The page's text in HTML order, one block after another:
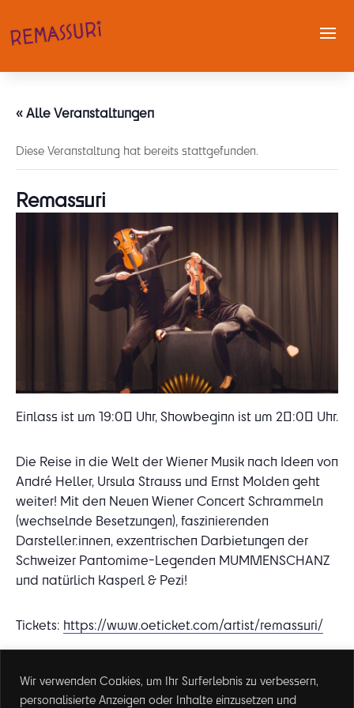
Wir verwenden Cookies, um Ihr Surferlebnis zu verbessern,
personalisierte Anzeigen oder Inhalte einzusetzen und
« Alle Veranstaltungen
Diese Veranstaltung hat bereits stattgefunden.
Remassuri
Einlass ist um 19:00 Uhr, Showbeginn ist um 20:00 Uhr.
Die Reise in die Welt der Wiener Musik nach Ideen von
André Heller, Ursula Strauss und Ernst Molden geht
weiter! Mit den Neuen Wiener Concert Schrammeln
(wechselnde Besetzungen), faszinierenden
Darsteller:innen, exzentrischen Darbietungen der
Schweizer Pantomime-Legenden MUMMENSCHANZ
und natürlich Kasperl & Pezi!
Tickets: https://www.oeticket.com/artist/remassuri/
DETAILS